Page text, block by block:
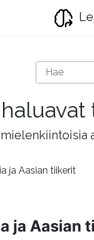
ja Aasian tiikerit
ja Aasian